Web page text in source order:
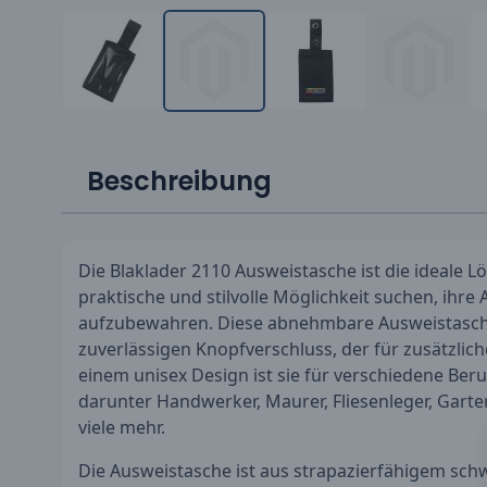
Beschreibung
Die Blaklader 2110 Ausweistasche ist die ideale
praktische und stilvolle Möglichkeit suchen, ihre
aufzubewahren. Diese abnehmbare
zuverlässigen Knopfverschluss, der für
einem unisex Design ist sie für verschiedene
darunter Handwerker, Maurer, Fliesenleger,
viele mehr.
Die Ausweistasche ist aus strapazierfähigem